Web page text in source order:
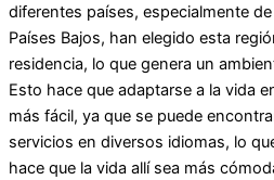
diferentes países, especialmente
Países Bajos, han elegido esta
residencia, lo que genera un
Esto hace que adaptarse a la vida
más fácil, ya que se puede
servicios en diversos idiomas, lo
hace que la vida allí sea más